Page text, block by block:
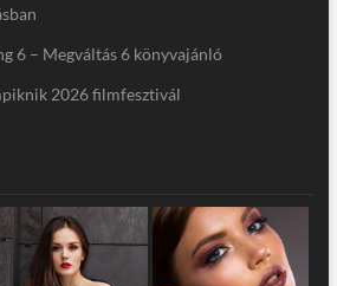
6 – Megváltás 6 könyvajánló
2026 filmfesztivál